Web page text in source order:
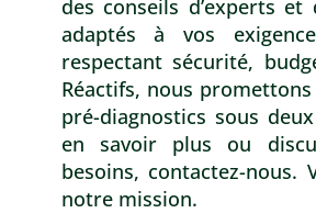
des conseils d’experts et
adaptés à vos
respectant sécurité,
Réactifs, nous
pré-diagnostics sous
en savoir plus ou
besoins, contactez-nous.
notre mission.